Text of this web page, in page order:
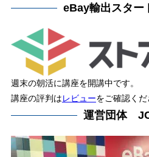
eBay輸出スター
週末の朝活に講座を開講中です。
講座の評判はレビューをご確認くだ
運営団体